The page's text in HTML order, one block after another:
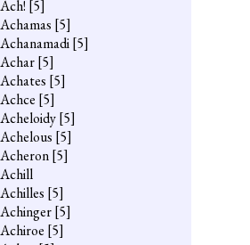
Ach! [5]
Achamas [5]
Achanamadi[5]
Achar[5]
Achates [5]
Achce [5]
Acheloidy[5]
Achelous [5]
Acheron[5]
Achill
Achilles [5]
Achinger[5]
Achiroe [5]